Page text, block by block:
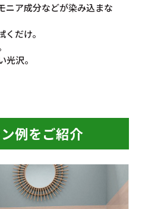
ニア成分などが染み込まな
だけ。
沢。
例をご紹介